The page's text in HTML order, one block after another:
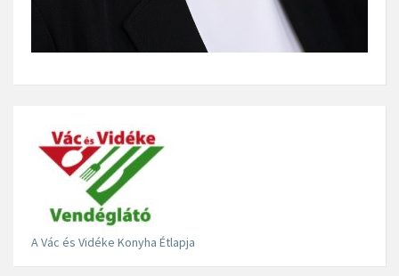
A Vác és Vidéke Konyha Étlapja